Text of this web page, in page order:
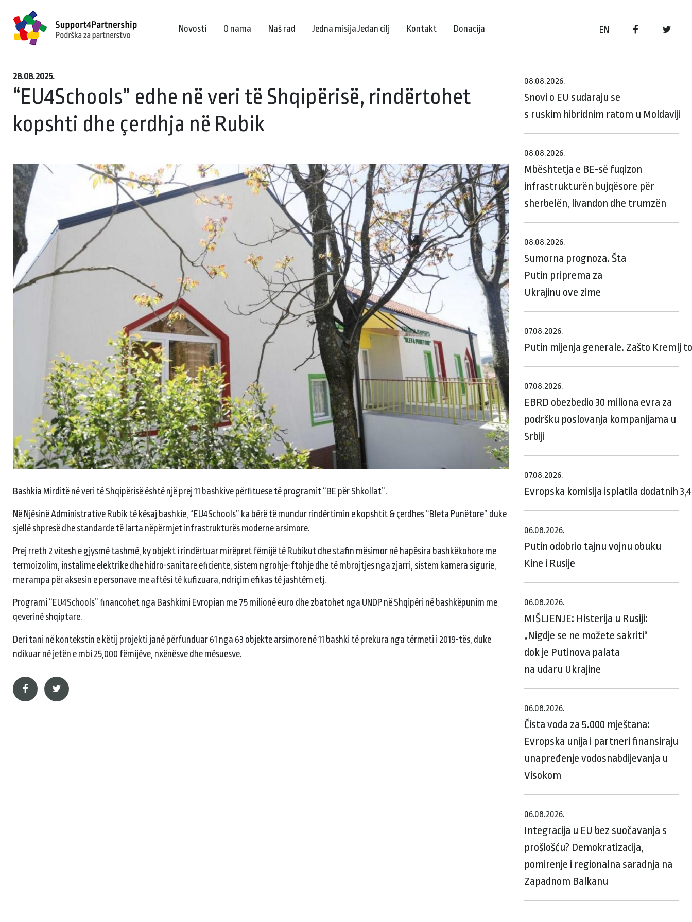
EN
Novosti O nama Naš rad Jedna misija Jedan cilj Kontakt Donacija
28.08.2025.
“EU4Schools” edhe në veri të Shqipërisë, rindërtohet
kopshti dhe çerdhja në Rubik
Bashkia Mirditë në veri të Shqipërisë është një prej 11 bashkive përfituese të programit “BE për Shkollat”.
Në Njësinë Administrative Rubik të kësaj bashkie, “EU4Schools” ka bërë të mundur rindërtimin e kopshtit & çerdhes “Bleta Punëtore” duke
sjellë shpresë dhe standarde të larta nëpërmjet infrastrukturës moderne arsimore.
Prej rreth 2 vitesh e gjysmë tashmë, ky objekt i rindërtuar mirëpret fëmijë të Rubikut dhe stafin mësimor në hapësira bashkëkohore me
termoizolim, instalime elektrike dhe hidro-sanitare eficiente, sistem ngrohje-ftohje dhe të mbrojtjes nga zjarri, sistem kamera sigurie,
me rampa për aksesin e personave me aftësi të kufizuara, ndriçim efikas të jashtëm etj.
Programi “EU4Schools” financohet nga Bashkimi Evropian me 75 milionë euro dhe zbatohet nga UNDP në Shqipëri në bashkëpunim me
qeverinë shqiptare.
Deri tani në kontekstin e këtij projekti janë përfunduar 61 nga 63 objekte arsimore në 11 bashki të prekura nga tërmeti i 2019-tës, duke
ndikuar në jetën e mbi 25,000 fëmijëve, nxënësve dhe mësuesve.
08.08.2026.
Snovi o EU sudaraju se
s ruskim hibridnim ratom u Moldaviji
08.08.2026.
Mbështetja e BE-së fuqizon
infrastrukturën bujqësore për
sherbelën, livandon dhe trumzën
08.08.2026.
Sumorna prognoza. Šta
Putin priprema za
Ukrajinu ove zime
07.08.2026.
Putin mijenja generale. Zašto Kremlj
07.08.2026.
EBRD obezbedio 30 miliona evra za
podršku poslovanja kompanijama u
Srbiji
07.08.2026.
Evropska komisija isplatila dodatnih
06.08.2026.
Putin odobrio tajnu vojnu obuku
Kine i Rusije
06.08.2026.
MIŠLJENJE: Histerija u Rusiji:
„Nigdje se ne možete sakriti“
dok je Putinova palata
na udaru Ukrajine
06.08.2026.
Čista voda za 5.000 mještana:
Evropska unija i partneri finansiraju
unapređenje vodosnabdijevanja u
Visokom
06.08.2026.
Integracija u EU bez suočavanja s
prošlošću? Demokratizacija,
pomirenje i regionalna saradnja na
Zapadnom Balkanu